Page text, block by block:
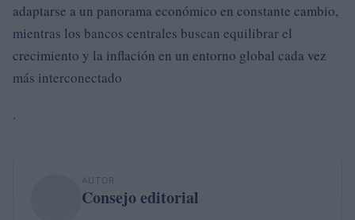
adaptarse a un panorama económico en constante cambio,
mientras los bancos centrales buscan equilibrar el
crecimiento y la inflación en un entorno global cada vez
más interconectado
.
AUTOR
Consejo editorial